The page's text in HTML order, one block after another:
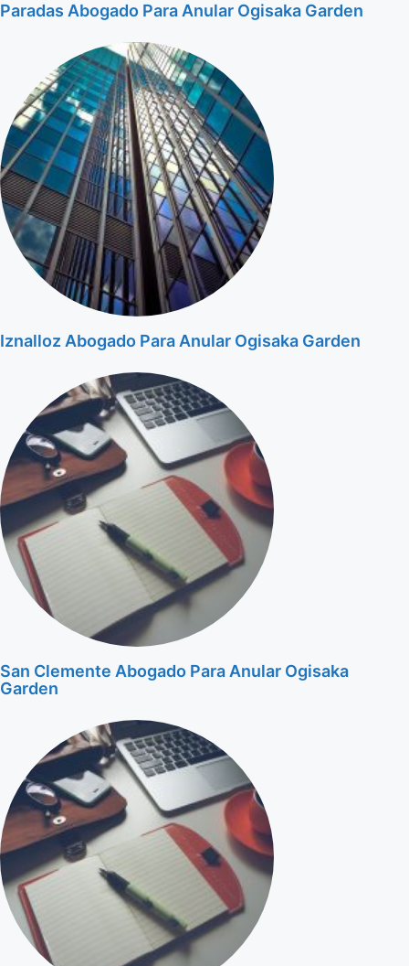
Paradas Abogado Para Anular Ogisaka Garden
Iznalloz Abogado Para Anular Ogisaka Garden
San Clemente Abogado Para Anular Ogisaka
Garden